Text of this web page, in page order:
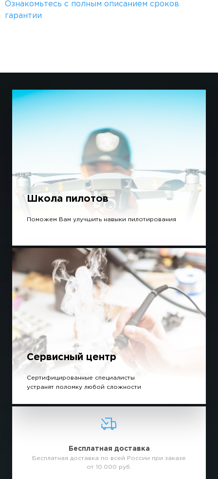
Ознакомьтесь с полным описанием сроков
гарантии
Школа пилотов
Поможем Вам улучшить навыки пилотирования
Сервисный центр
Сертифицированные специалисты
устранят поломку любой сложности
Бесплатная доставка
Бесплатная доставка по всей России при заказе
от 10.000 руб.